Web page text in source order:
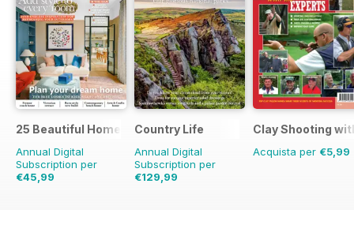
25 Beautiful Homes
Annual Digital
Subscription per
€45,99
Country Life
Annual Digital
Subscription per
€129,99
Clay Shooting
Acquista per €5,99